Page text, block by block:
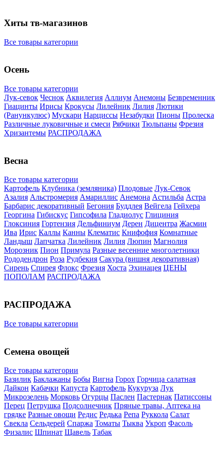
Хиты тв-магазинов
Все товары категории
Осень
Все товары категории
Лук-севок Чеснок Аквилегия Аллиум Анемоны Безвременник
Гиацинты Ирисы Крокусы Лилейник Лилия Лютики
(Ранункулюс) Мускари Нарцисcы Незабудки Пионы Пролеска
Различные луковичные и смеси Рябчики Тюльпаны Фрезия
Хризантемы РАСПРОДАЖА
Весна
Все товары категории
Картофель Клубника (земляника) Плодовые Лук-Севок
Азалия Альстромерия Амариллис Анемона Астильба Астра
Барбарис декоративный Бегония Буддлея Вейгела Гейхера
Георгина Гибискус Гипсофила Гладиолус Глициния
Глоксиния Гортензия Дельфиниум Дерен Дицентра Жасмин
Ива Ирис Каллы Канны Клематис Книфофия Комнатные
Ландыш Лапчатка Лилейник Лилия Люпин Магнолия
Морозник Пион Примула Разные весенние многолетники
Рододендрон Роза Рудбекия Сакура (вишня декоративная)
Сирень Спирея Флокс Фрезия Хоста Эхинацея ЦЕНЫ
ПОПОЛАМ РАСПРОДАЖА
РАСПРОДАЖА
Все товары категории
Семена овощей
Все товары категории
Базилик Баклажаны Бобы Вигна Горох Горчица салатная
Дайкон Кабачки Капуста Картофель Кукуруза Лук
Микрозелень Морковь Огурцы Паслен Пастернак Патиссоны
Перец Петрушка Подсолнечник Пряные травы, Аптека на
грядке Разные овощи Редис Редька Репа Руккола Салат
Свекла Сельдерей Спаржа Томаты Тыква Укроп Фасоль
Физалис Шпинат Щавель Табак